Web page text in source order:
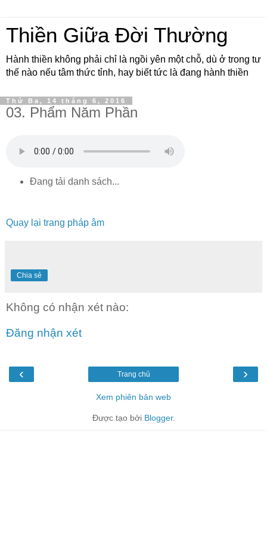
Thiền Giữa Đời Thường
Hành thiền không phải chỉ là ngồi yên một chỗ, dù ở trong tư
thế nào nếu tâm thức tỉnh, hay biết tức là đang hành thiền
Thứ Ba, 14 tháng 6, 2016
03. Phẩm Năm Phần
Đang tải danh sách...
Quay lại trang pháp âm
Chia sẻ
Không có nhận xét nào:
Đăng nhận xét
‹ ›
Trang chủ
Xem phiên bản web
Được tạo bởi Blogger.